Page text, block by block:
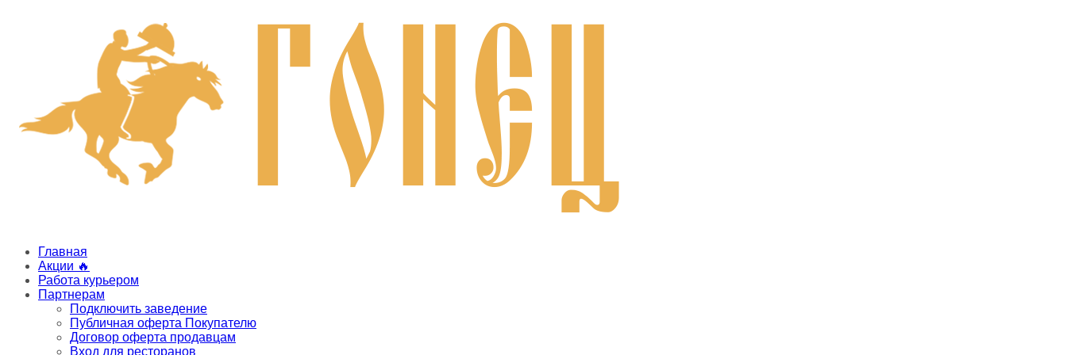
Главная
Акции 🔥
Работа курьером
Партнерам
Подключить заведение
Публичная оферта Покупателю
Договор оферта продавцам
Вход для ресторанов